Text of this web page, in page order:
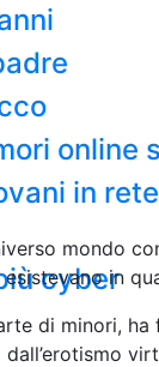
online
in rete
cyber
mondo
in
di minori,